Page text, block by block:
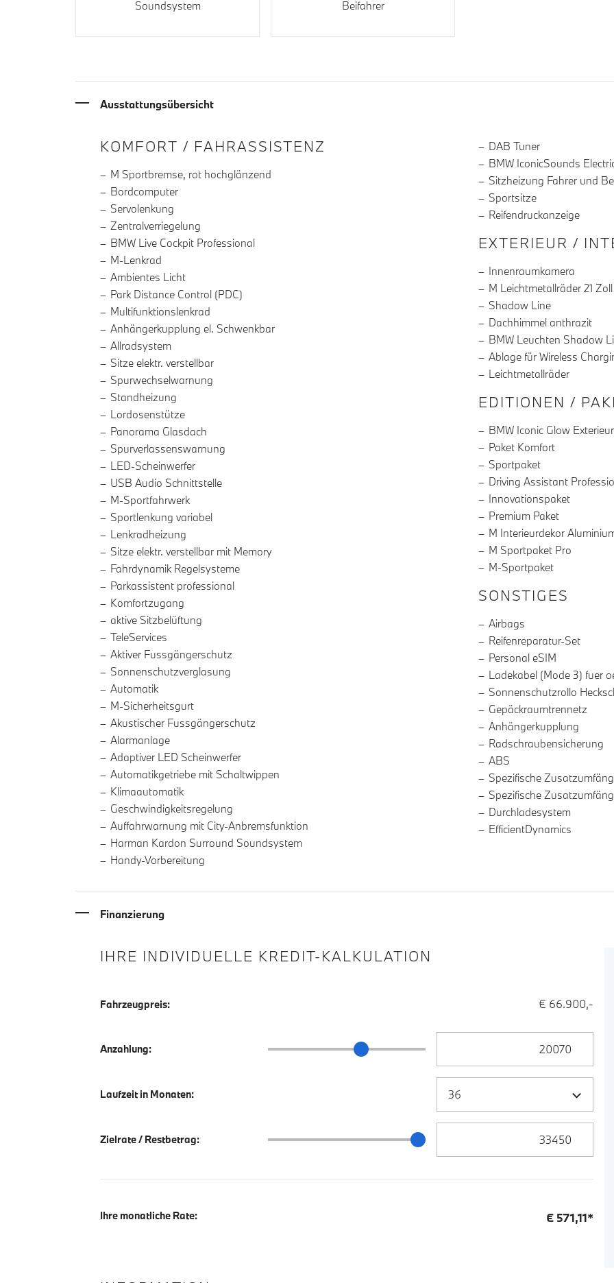
Soundsystem
Beifahrer
Ausstattungsübersicht
INFORMATIONEN ÜBER DIE AUSSTATTUNG
KOMFORT / FAHRASSISTENZ
M Sportbremse, rot hochglänzend
Bordcomputer
Servolenkung
Zentralverriegelung
BMW Live Cockpit Professional
M-Lenkrad
Ambientes Licht
Park Distance Control (PDC)
Multifunktionslenkrad
Anhängerkupplung el. Schwenkbar
Allradsystem
Sitze elektr. verstellbar
Spurwechselwarnung
Standheizung
Lordosenstütze
Panorama Glasdach
Spurverlassenswarnung
LED-Scheinwerfer
USB Audio Schnittstelle
M-Sportfahrwerk
Sportlenkung variabel
Lenkradheizung
Sitze elektr. verstellbar mit Memory
Fahrdynamik Regelsysteme
Parkassistent professional
Komfortzugang
aktive Sitzbelüftung
TeleServices
Aktiver Fussgängerschutz
Sonnenschutzverglasung
Automatik
M-Sicherheitsgurt
Akustischer Fussgängerschutz
Alarmanlage
Adaptiver LED Scheinwerfer
Automatikgetriebe mit Schaltwippen
Klimaautomatik
Geschwindigkeitsregelung
Auffahrwarnung mit City-Anbremsfunktion
Harman Kardon Surround Soundsystem
Handy-Vorbereitung
DAB Tuner
BMW IconicSounds
Sitzheizung Fahrer und
Sportsitze
Reifendruckanzeige
EXTERIEUR /
Innenraumkamera
M Leichtmetallräder 21 Zoll
Shadow Line
Dachhimmel anthrazit
BMW Leuchten Shadow
Ablage für Wireless
Leichtmetallräder
EDITIONEN /
BMW Iconic Glow
Paket Komfort
Sportpaket
Driving Assistant
Innovationspaket
Premium Paket
M Interieurdekor
M Sportpaket Pro
M-Sportpaket
SONSTIGES
Airbags
Reifenreparatur-Set
Personal eSIM
Ladekabel (Mode 3) fuer
Sonnenschutzrollo
Gepäckraumtrennetz
Anhängerkupplung
Radschraubensicherung
ABS
Spezifische
Spezifische
Durchladesystem
EfficientDynamics
Finanzierung
IHRE INDIVIDUELLE KREDIT-KALKULATION
Fahrzeugpreis: € 66.900,-
Anzahlung: Anzahlung Schieberegler
Laufzeit in Monaten:
Zielrate / Restbetrag: Zielrate / Restbetrag Schieberegler
Ihre monatliche Rate: € 571,11*